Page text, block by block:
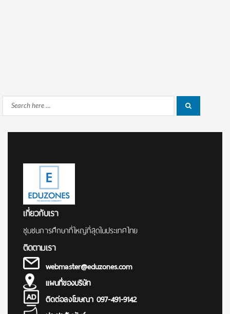
Search
เกี่ยวกับเรา
ชุมชนการศึกษาที่ใหญ่ที่สุดในประเทศไทย
ติดตามเรา
webmaster@eduzones.com
แผนที่ของบริษัท
ติดต่อลงโฆษณา 097-491-9142